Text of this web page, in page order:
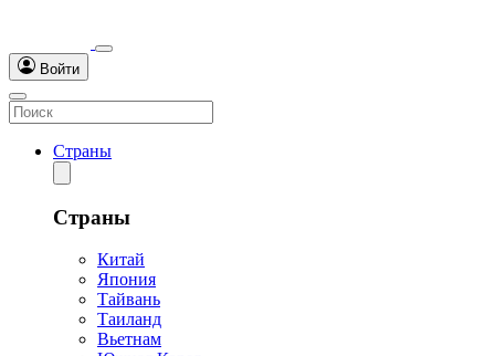
Войти
Страны
Страны
Китай
Япония
Тайвань
Таиланд
Вьетнам